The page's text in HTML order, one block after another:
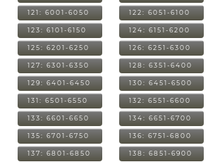
121: 6001-6050 122: 6051-6100
123: 6101-6150 124: 6151-6200
125: 6201-6250 126: 6251-6300
127: 6301-6350 128: 6351-6400
129: 6401-6450 130: 6451-6500
131: 6501-6550 132: 6551-6600
133: 6601-6650 134: 6651-6700
135: 6701-6750 136: 6751-6800
137: 6801-6850 138: 6851-6900